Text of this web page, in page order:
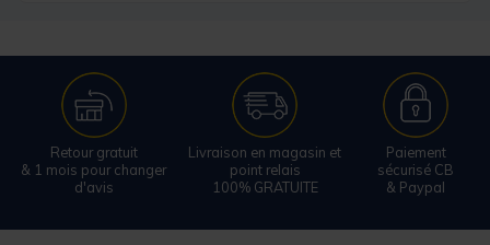
Retour gratuit
& 1 mois pour changer
d'avis
Livraison en magasin et
point relais
100% GRATUITE
Paiement
sécurisé CB
& Paypal